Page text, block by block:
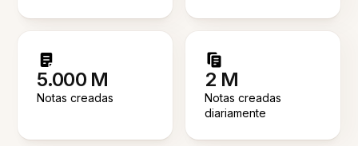
5.000 M
Notas creadas
2 M
Notas creadas
diariamente